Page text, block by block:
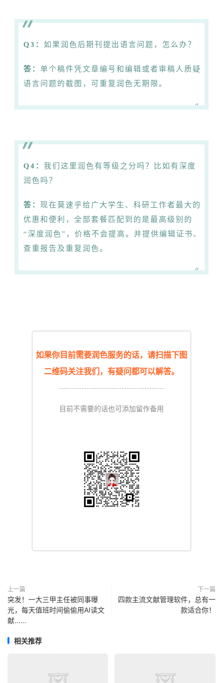
Q3： 如果润色后期刊提出语言问题，怎么办？
答： 单个稿件凭文章编号和编辑或者审稿人质疑
语言问题的截图，可重复润色无期限。
Q4： 我们这里润色有等级之分吗？比如有深度
润色吗？
答： 现在莫速乎给广大学生、科研工作者最大的
优惠和便利，全部套餐匹配到的是最高级别的
“深度润色”，价格不会提高。 并提供编辑证书、
查重报告及重复润色。
如果你目前需要润色服务的话，请扫描下图
二维码关注我们，有疑问都可以解答。
目前不需要的话也可添加留作备用
上一篇
突发！一大三甲主任被同事曝
光，每天值班时间偷偷用AI读文
献……
下一篇
四款主流文献管理软件，总有一
款适合你！
相关推荐